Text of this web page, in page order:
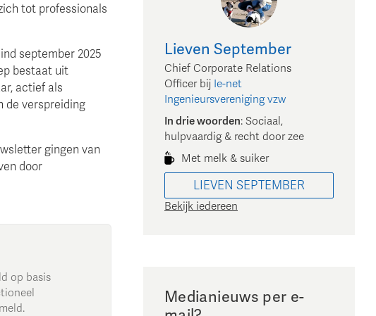
tot professionals
september 2025
bestaat uit
actief als
de verspreiding
gingen van
door
op basis
Lieven September
Chief Corporate Relations
Officer bij Ie-net
Ingenieursvereniging vzw
In drie woorden: Sociaal,
hulpvaardig & recht door zee
Met melk & suiker
LIEVEN SEPTEMBER
Bekijk iedereen
Medianieuws per e-